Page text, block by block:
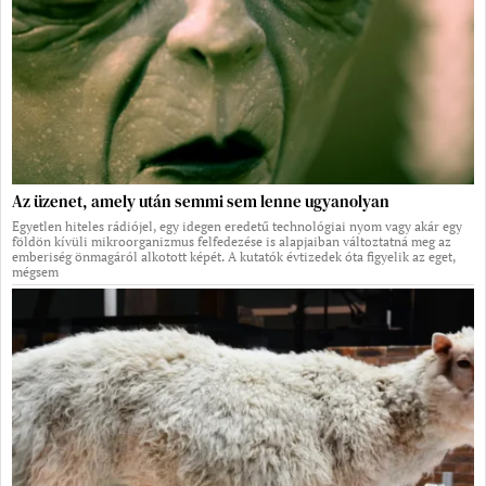
Az üzenet, amely után semmi sem lenne ugyanolyan
Egyetlen hiteles rádiójel, egy idegen eredetű technológiai nyom vagy akár egy
földön kívüli mikroorganizmus felfedezése is alapjaiban változtatná meg az
emberiség önmagáról alkotott képét. A kutatók évtizedek óta figyelik az eget,
mégsem